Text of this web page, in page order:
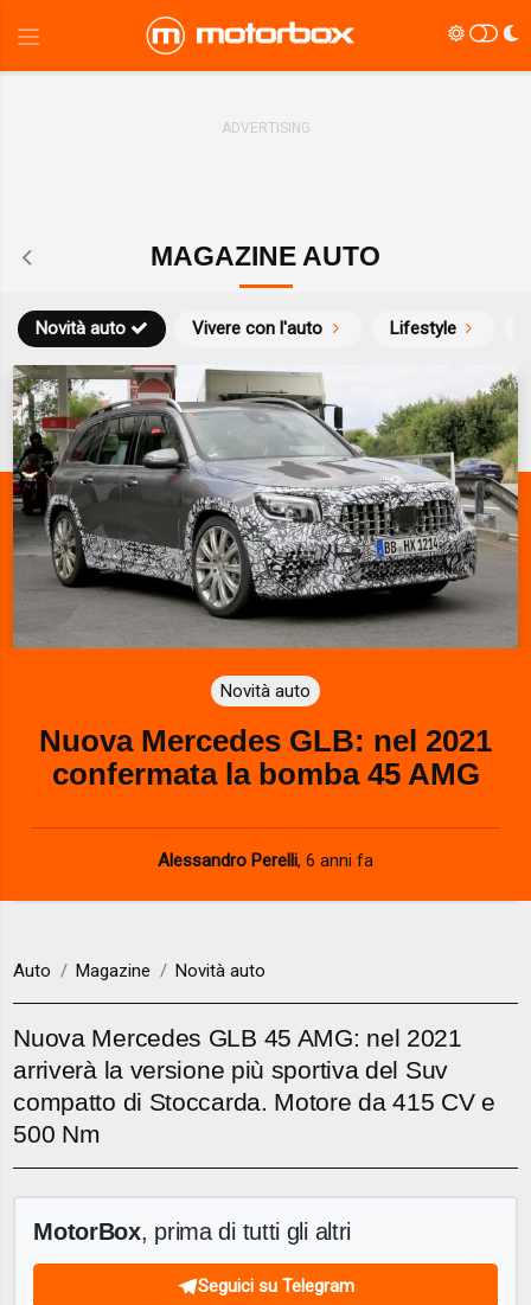
MAGAZINE AUTO
Novità auto Vivere con l'auto Lifestyle
Novità auto
Nuova Mercedes GLB: nel 2021
confermata la bomba 45 AMG
Alessandro Perelli, 6 anni fa
Auto Magazine Novità auto
Nuova Mercedes GLB 45 AMG: nel 2021
arriverà la versione più sportiva del Suv
compatto di Stoccarda. Motore da 415 CV e
500 Nm
MotorBox, prima di tutti gli altri
Seguici su Telegram